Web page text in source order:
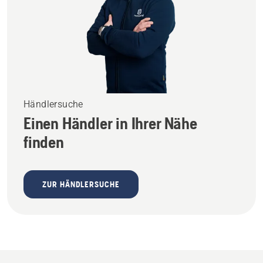
Händlersuche
Einen Händler in Ihrer Nähe
finden
ZUR HÄNDLERSUCHE